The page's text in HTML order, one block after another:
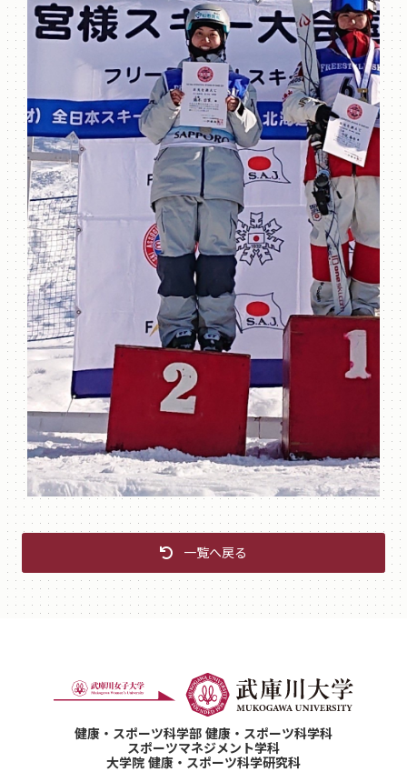
一覧へ戻る
健康・スポーツ科学部 健康・スポーツ科学科
スポーツマネジメント学科
大学院 健康・スポーツ科学研究科